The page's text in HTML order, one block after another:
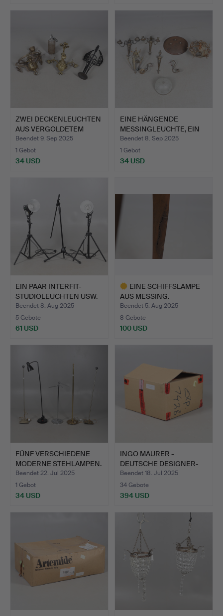
ZWEI DECKENLEUCHTEN
AUS VERGOLDETEM
METALL…
Beendet 9. Sep 2025
1 Gebot
34 USD
EINE HÄNGENDE
MESSINGLEUCHTE, EIN
GESCHLIF…
Beendet 8. Sep 2025
1 Gebot
34 USD
EIN PAAR INTERFIT-
STUDIOLEUCHTEN USW.
Beendet 8. Aug 2025
5 Gebote
61 USD
EINE SCHIFFSLAMPE
AUS MESSING.
Beendet 5. Aug 2025
8 Gebote
100 USD
FÜNF VERSCHIEDENE
MODERNE STEHLAMPEN.
Beendet 22. Jul 2025
1 Gebot
34 USD
INGO MAURER -
DEUTSCHE DESIGNER-
DECKENLAMP…
Beendet 18. Jul 2025
34 Gebote
394 USD